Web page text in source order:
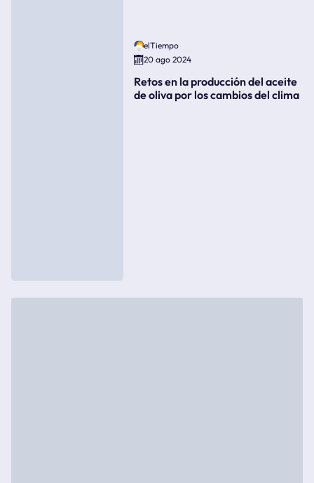
elTiempo
20 ago 2024
Retos en la producción del aceite
de oliva por los cambios del clima